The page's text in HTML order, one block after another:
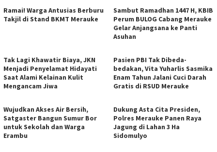
Ramai! Warga Antusias Berburu
Takjil di Stand BKMT Merauke
Sambut Ramadhan 1447 H, KBIB
Perum BULOG Cabang Merauke
Gelar Anjangsana ke Panti
Asuhan
Tak Lagi Khawatir Biaya, JKN
Menjadi Penyelamat Hidayati
Saat Alami Kelainan Kulit
Mengancam Jiwa
Pasien PBI Tak Dibeda-
bedakan, Vita Yuharlis Sasmika
Enam Tahun Jalani Cuci Darah
Gratis di RSUD Merauke
​Wujudkan Akses Air Bersih,
Satgaster Bangun Sumur Bor
untuk Sekolah dan Warga
Erambu
​Dukung Asta Cita Presiden,
Polres Merauke Panen Raya
Jagung di Lahan 3 Ha
Sidomulyo